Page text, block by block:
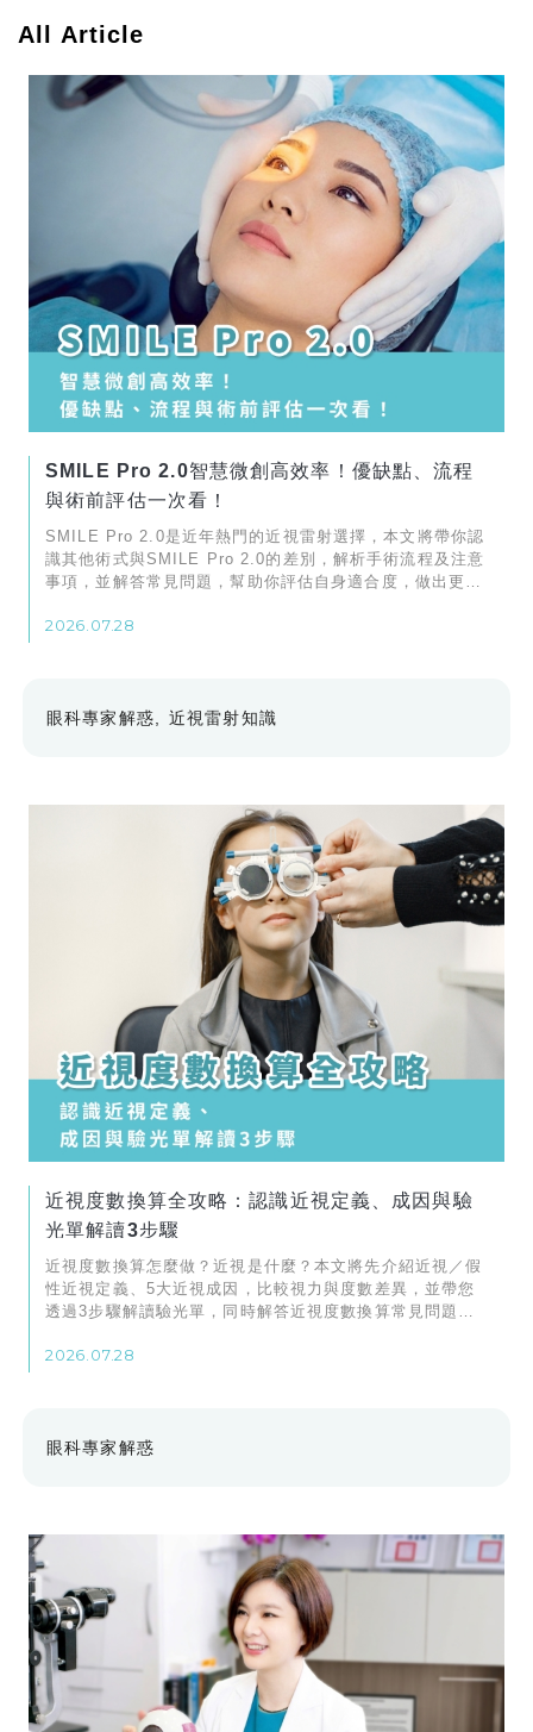
All Article
SMILE Pro 2.0智慧微創高效率！優缺點、流程
與術前評估一次看！
SMILE Pro 2.0是近年熱門的近視雷射選擇，本文將帶你認
識其他術式與SMILE Pro 2.0的差別，解析手術流程及注意
事項，並解答常見問題，幫助你評估自身適合度，做出更安
2026.07.28
眼科專家解惑 近視雷射知識
近視度數換算全攻略：認識近視定義、成因與驗
光單解讀3步驟
近視度數換算怎麼做？近視是什麼？本文將先介紹近視／假
性近視定義、5大近視成因，比較視力與度數差異，並帶您
透過3步驟解讀驗光單，同時解答近視度數換算常見問題。
2026.07.28
眼科專家解惑